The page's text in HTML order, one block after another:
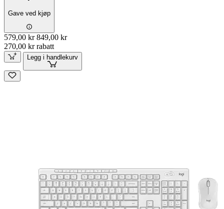
Gave ved kjøp
579,00 kr 849,00 kr
270,00 kr rabatt
Legg i handlekurv